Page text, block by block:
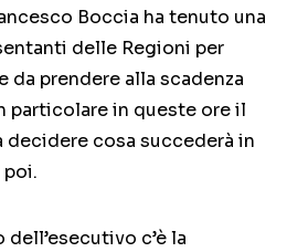
Boccia ha tenuto una
delle Regioni per
da prendere alla scadenza
particolare in queste ore il
decidere cosa succederà in
poi.
c’è la